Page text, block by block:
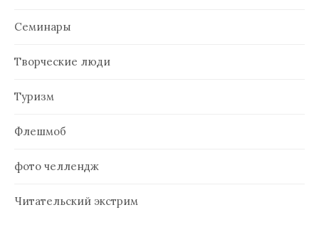
Семинары
Творческие люди
Туризм
Флешмоб
фото челлендж
Читательский экстрим